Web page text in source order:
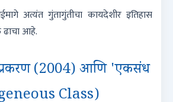
अत्यंत गुंतागुंतीचा कायदेशीर इतिहास
आहे.
प्रकरण (2004) आणि 'एकसंध
Class)